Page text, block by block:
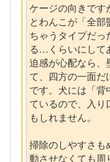
ケージの向きです
とわんこが「全
ちゃうタイプだ
る…くらいにして
迫感が心配なら、
て、四方の一面
です。犬には「
ているので、入
もしれません。
掃除のしやすさも
動させなくても周